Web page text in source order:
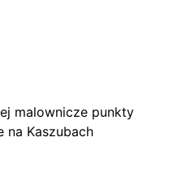
malownicze punkty
na Kaszubach